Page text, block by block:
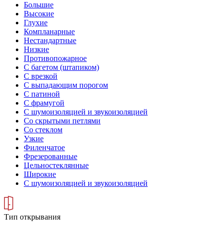
Большие
Высокие
Глухие
Компланарные
Нестандартные
Низкие
Противопожарное
С багетом (штапиком)
С врезкой
С выпадающим порогом
С патиной
С фрамугой
С шумоизоляцией и звукоизоляцией
Со скрытыми петлями
Со стеклом
Узкие
Филенчатое
Фрезерованные
Цельностеклянные
Широкие
С шумоизоляцией и звукоизоляцией
Тип открывания